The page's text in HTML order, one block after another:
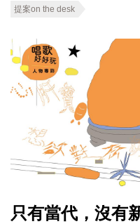
提案on the desk
只有當代，沒有